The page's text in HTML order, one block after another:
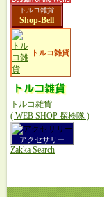
トルコ雑貨
Shop-Bell
トルコ雑貨
トルコ雑貨
( WEB SHOP 探検隊 )
アクセサリー
Zakka Search